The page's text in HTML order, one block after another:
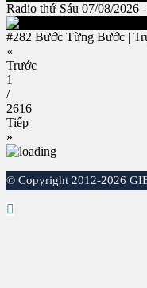
Radio thứ Sáu 07/08/2026
#282 Bước Từng Bước |
«
Trước
1
/
2616
Tiếp
»
© Copyright 2012-2026